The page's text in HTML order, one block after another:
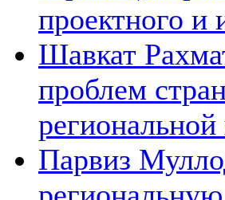
проектного и
Шавкат
проблем
Парвиз